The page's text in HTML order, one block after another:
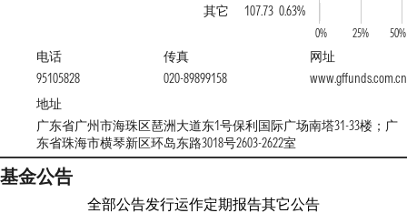
其它
107.73 0.63%
0% 25% 50%
电话
95105828
传真
020-89899158
网址
www.gffunds.com.cn
地址
广东省广州市海珠区琶洲大道东1号保利国际广场南塔31-33楼；广
东省珠海市横琴新区环岛东路3018号2603-2622室
基金公告
全部公告发行运作定期报告其它公告